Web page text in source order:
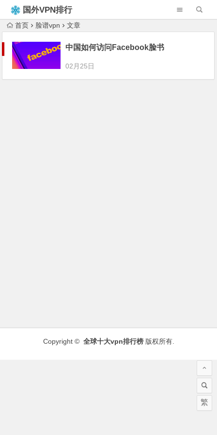
国外VPN排行
榜首页 脸谱vpn 文章
中国如何访问Facebook脸书
02月25日
Copyright © 全球十大vpn排行榜版权所有.
繁